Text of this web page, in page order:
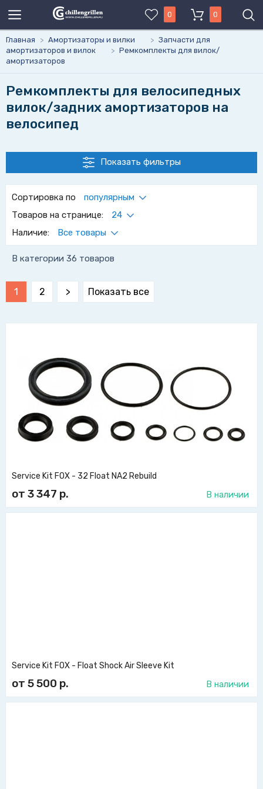
0 0
Главная > Амортизаторы и вилки > Запчасти для
амортизаторов и вилок
> Ремкомплекты для вилок/
амортизаторов
Ремкомплекты для велосипедных
вилок/задних амортизаторов на
велосипед
Показать фильтры
Сортировка по
популярным
Товаров на странице:
24
Наличие:
Все товары
В категории 36 товаров
1 2 > Показать все
Service Kit FOX - 32 Float NA2 Rebuild
от 3 347 р. В наличии
Service Kit FOX - Float Shock Air Sleeve Kit
от 5 500 р. В наличии